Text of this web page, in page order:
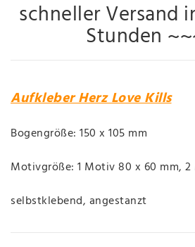
schneller Versand
Stunden
Aufkleber Herz Love Kills
Bogengröße: 150 x 105 mm
Motivgröße: 1 Motiv 80 x 60 mm, 2
selbstklebend, angestanzt